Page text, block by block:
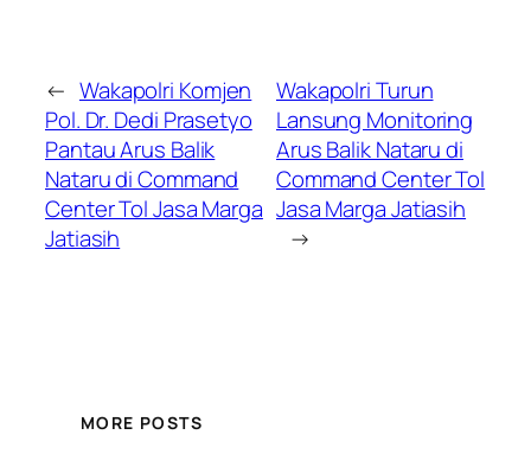
← Wakapolri Komjen
Pol. Dr. Dedi Prasetyo
Pantau Arus Balik
Nataru di Command
Center Tol Jasa Marga
Jatiasih
Wakapolri Turun
Lansung Monitoring
Arus Balik Nataru di
Command Center Tol
Jasa Marga Jatiasih
→
MORE POSTS